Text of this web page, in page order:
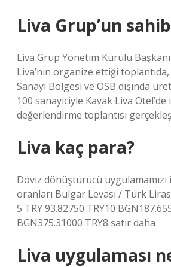
Liva Grup’un
Liva Grup Yönetim Kurulu Başkanı
Liva’nın organize ettiği
Sanayi Bölgesi ve OSB dışında
100 sanayiciyle Kavak Liva
değerlendirme toplantısı
Liva kaç para?
Döviz dönüştürücü
oranları Bulgar Levası / Türk
5 TRY 93.82750 TRY10
BGN375.31000 TRY8 satır daha
Liva uygulaması